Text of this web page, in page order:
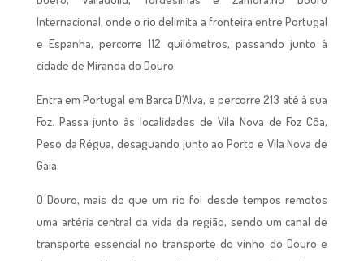
Internacional, onde o rio delimita a fronteira entre Portugal
e Espanha, percorre 112 quilómetros, passando junto à
cidade de Miranda do Douro.
Entra em Portugal em Barca D’Alva, e percorre 213 até à sua
Foz. Passa junto às localidades de Vila Nova de Foz Côa,
Peso da Régua, desaguando junto ao Porto e Vila Nova de
Gaia.
O Douro, mais do que um rio foi desde tempos remotos
uma artéria central da vida da região, sendo um canal de
transporte essencial no transporte do vinho do Douro e